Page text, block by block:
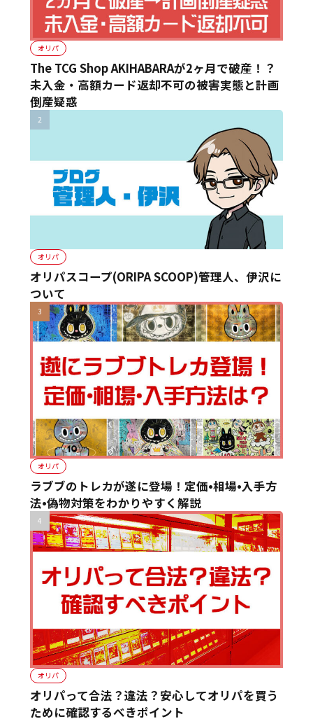
オリパ
The TCG Shop AKIHABARAが2ヶ月で破産！？
未入金・高額カード返却不可の被害実態と計画
倒産疑惑
オリパ
オリパスコープ(ORIPA SCOOP)管理人、伊沢に
ついて
オリパ
ラブブのトレカが遂に登場！定価•相場•入手方
法•偽物対策をわかりやすく解説
オリパ
オリパって合法？違法？安心してオリパを買う
ために確認するべきポイント